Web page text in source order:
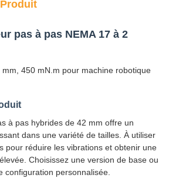
pas à pas NEMA 17 à 2
450 mN.m pour machine robotique
à pas hybrides de 42 mm offre un
dans une variété de tailles. À utiliser
pour réduire les vibrations et obtenir une
Choisissez une version de base ou
configuration personnalisée.